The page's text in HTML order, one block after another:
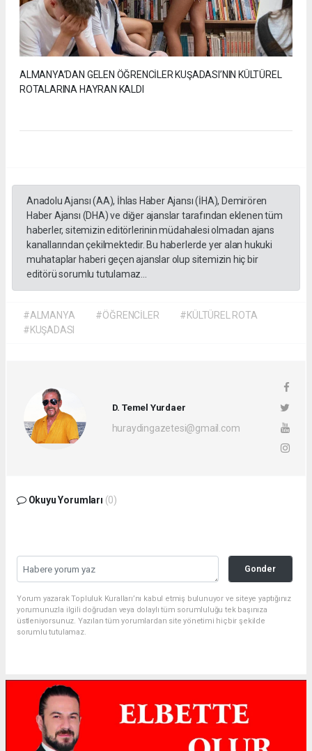
ALMANYA’DAN GELEN ÖĞRENCİLER KUŞADASI’NIN KÜLTÜREL
ROTALARINA HAYRAN KALDI
Anadolu Ajansı (AA), İhlas Haber Ajansı (İHA), Demirören
Haber Ajansı (DHA) ve diğer ajanslar tarafından eklenen tüm
haberler, sitemizin editörlerinin müdahalesi olmadan ajans
kanallarından çekilmektedir. Bu haberlerde yer alan hukuki
muhataplar haberi geçen ajanslar olup sitemizin hiç bir
editörü sorumlu tutulamaz...
#ALMANYA #ÖĞRENCİLER
#KÜLTÜREL ROTA
#KUŞADASI
D. Temel Yurdaer
huraydingazetesi@gmail.com
Okuyu Yorumları (0)
Gonder
Yorum yazarak Topluluk Kuralları’nı kabul etmiş bulunuyor ve siteye yaptığınız
yorumunuzla ilgili doğrudan veya dolaylı tüm sorumluluğu tek başınıza
üstleniyorsunuz. Yazılan tüm yorumlardan site yönetimi hiçbir şekilde
sorumlu tutulamaz.